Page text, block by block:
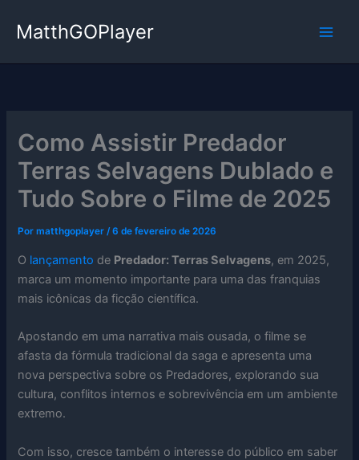
para
conteúdo
MatthGOPlayer
Como Assistir Predador
Terras Selvagens Dublado e
Tudo Sobre o Filme de 2025
Pormatthgoplayer/6 de fevereiro de 2026
O lançamento de Predador: Terras Selvagens, em 2025,
marca um momento importante para uma das franquias
mais icônicas da ficção científica.
Apostando em uma narrativa mais ousada, o filme se
afasta da fórmula tradicional da saga e apresenta uma
nova perspectiva sobre os Predadores, explorando sua
cultura, conflitos internos e sobrevivência em um ambiente
extremo.
Com isso, cresce também o interesse do público em saber